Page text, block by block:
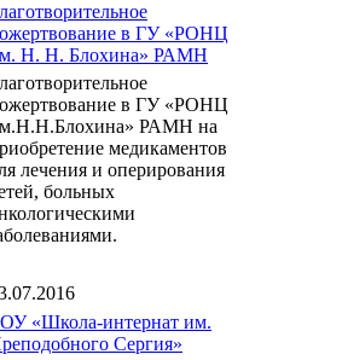
в ГУ «РОНЦ
Н. Н. Блохина» РАМН
в ГУ «РОНЦ
РАМН на
медикаментов
лечения и оперирования
больных
«Школа-интернат им.
Сергия»